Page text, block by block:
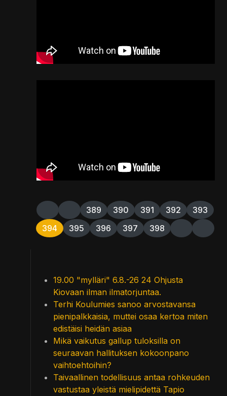
389 390 391 392
393
394
395 396 397 398
19.00 "mylläri" 6.8.-26 24 Ohjusta
Kiovaan ilman ilmatorjuntaa.
Terhi Koulumies sanoo arvostavansa
pienipalkkaisia, muttei osaa kertoa miten
edistäisi heidän asiaa
Mikä vaikutus gallup tuloksilla on
seuraavan hallituksen kokoonpano
vaihtoehtoihin?
Taivaallinen todellisuus antaa rohkeuden
vastustaa yleistä mielipidettä Tapio